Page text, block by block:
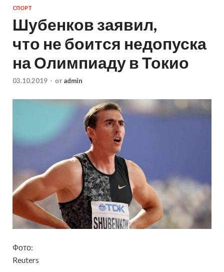
СПОРТ
Шубенков заявил,
что не боится недопуска
на Олимпиаду в Токио
03.10.2019 - от admin
Фото:
Reuters